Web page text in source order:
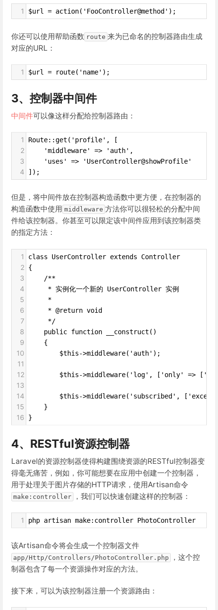
1 $url = action('FooController@method');
你还可以使用帮助函数 route 来为已命名的控制器路由生成
对应的URL：
1 $url = route('name');
3、控制器中间件
中间件可以像这样分配给控制器路由：
1 Route::get('profile', [
2
    'middleware' => 'auth',
3
    'uses' => 'UserController@showProfile'
4 ]);
但是，将中间件放在控制器构造函数中更方便，在控制器的
构造函数中使用 middleware 方法你可以很轻松的分配中间
件给该控制器。你甚至可以限定该中间件应用到该控制器类
的指定方法：
1 class UserController extends Controller
2 {
3
    /**
4
     * 实例化一个新的 UserController 实例
5
     *
6
     * @return void
7
     */
8
    public function __construct()
9
    {
10
        $this->middleware('auth');
11
12
$this->middleware('log', ['only' =>
13
14
$this->middleware('subscribed',
15
    }
16 }
4、RESTful资源控制器
Laravel的资源控制器使得构建围绕资源的RESTful控制器变
得毫无痛苦，例如，你可能想要在应用中创建一个控制器，
用于处理关于图片存储的HTTP请求，使用Artisan命令
make:controller ，我们可以快速创建这样的控制器：
1 php artisan make:controller PhotoController
该Artisan命令将会生成一个控制器文件
app/Http/Controllers/PhotoController.php
，这个控
制器包含了每一个资源操作对应的方法。
接下来，可以为该控制器注册一个资源路由：